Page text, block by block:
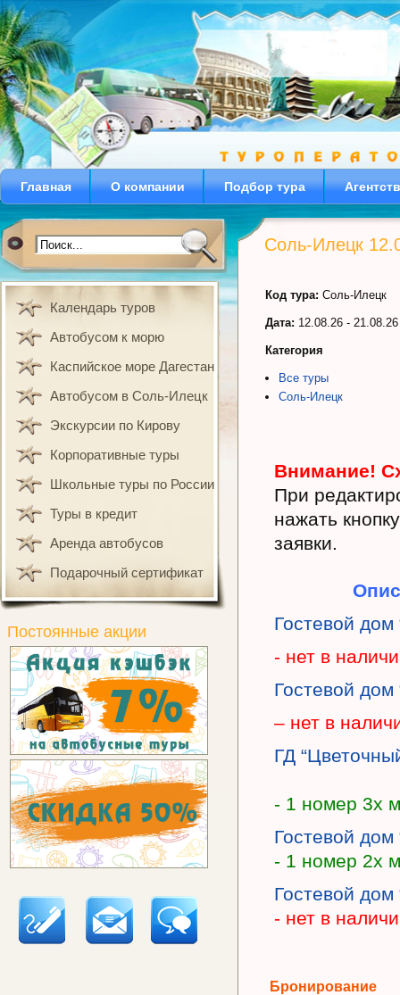
Главная О компании Подбор тура
Соль-Илецк
Код тура: Соль-Илецк
Дата: 12.08.26 - 21.08.26
Категория
Все туры
Соль-Илецк
Внимание!
При
нажать
заявки.
Гостевой дом
- нет в
Гостевой дом
– нет в
ГД
- 1 номер 3х
Гостевой дом
- 1 номер 2х
Гостевой дом
- нет в
Бронирование
Календарь туров
Автобусом к морю
Каспийское море Дагестан
Автобусом в Соль-Илецк
Экскурсии по Кирову
Корпоративные туры
Школьные туры по России
Туры в кредит
Аренда автобусов
Подарочный сертификат
Постоянные акции